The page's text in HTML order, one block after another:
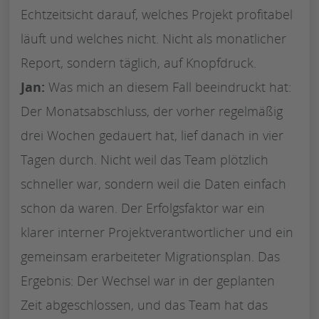
Echtzeitsicht darauf, welches Projekt profitabel
läuft und welches nicht. Nicht als monatlicher
Report, sondern täglich, auf Knopfdruck.
Jan: Was mich an diesem Fall beeindruckt hat:
Der Monatsabschluss, der vorher regelmäßig
drei Wochen gedauert hat, lief danach in vier
Tagen durch. Nicht weil das Team plötzlich
schneller war, sondern weil die Daten einfach
schon da waren. Der Erfolgsfaktor war ein
klarer interner Projektverantwortlicher und ein
gemeinsam erarbeiteter Migrationsplan. Das
Ergebnis: Der Wechsel war in der geplanten
Zeit abgeschlossen, und das Team hat das